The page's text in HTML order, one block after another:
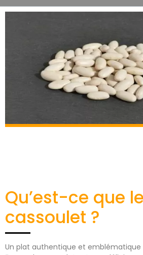
Qu’est-ce que le
cassoulet ?
Un plat authentique et emblématique